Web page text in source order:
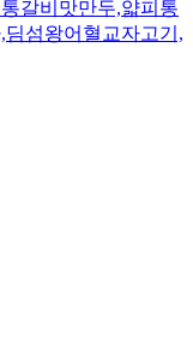
갈비맛만두,얇피통
섬왕어혈교자고기,